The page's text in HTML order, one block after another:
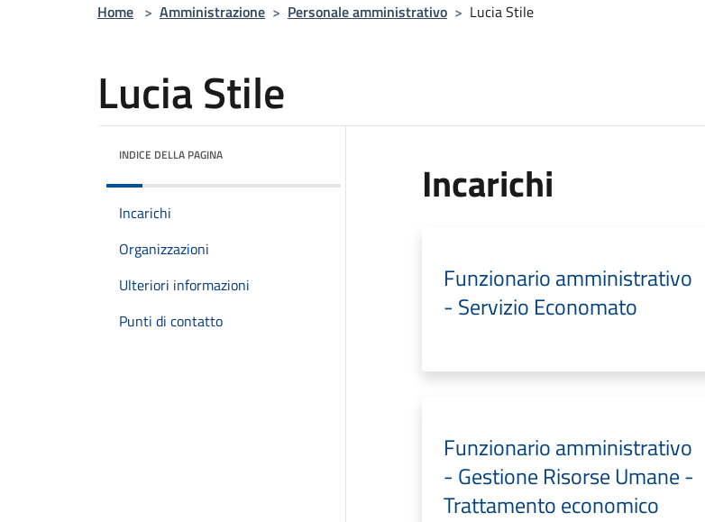
Home > Amministrazione > Personale amministrativo > Lucia Stile
Lucia Stile
INDICE DELLA PAGINA
Incarichi
Organizzazioni
Ulteriori informazioni
Punti di contatto
Incarichi
Funzionario amministrativo
- Servizio Economato
Funzionario amministrativo
- Gestione Risorse Umane -
Trattamento economico